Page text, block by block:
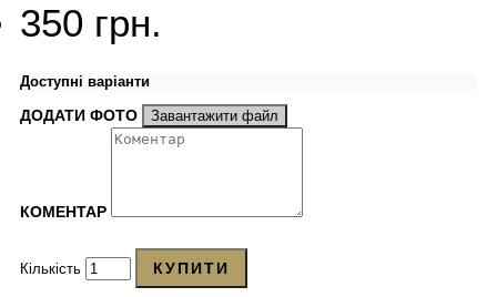
350 грн.
Доступні варіанти
ДОДАТИ ФОТО Завантажити файл
КОМЕНТАР
Кількість КУПИТИ